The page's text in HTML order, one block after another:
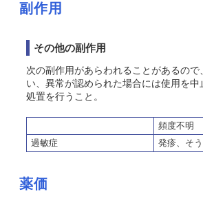
副作用
その他の副作用
次の副作用があらわれることがあるの
い、異常が認められた場合には使用を中
処置を行うこと。
頻度不明
過敏症
発疹、そ
薬価